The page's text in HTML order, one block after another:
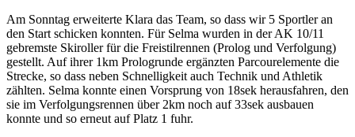
Am Sonntag erweiterte Klara das Team, so dass wir 5 Sportler an
den Start schicken konnten. Für Selma wurden in der AK 10/11
gebremste Skiroller für die Freistilrennen (Prolog und Verfolgung)
gestellt. Auf ihrer 1km Prologrunde ergänzten Parcourelemente die
Strecke, so dass neben Schnelligkeit auch Technik und Athletik
zählten. Selma konnte einen Vorsprung von 18sek herausfahren, den
sie im Verfolgungsrennen über 2km noch auf 33sek ausbauen
konnte und so erneut auf Platz 1 fuhr.